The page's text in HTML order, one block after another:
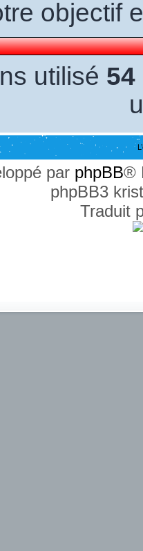
objectif
utilisé 54
par phpBB®
phpBB3
Traduit